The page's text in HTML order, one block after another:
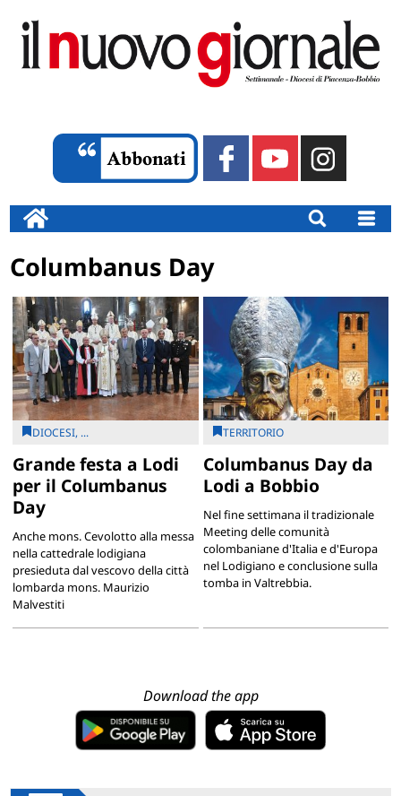
Columbanus Day
DIOCESI, ...
Grande festa a Lodi
per il Columbanus
Day
Anche mons. Cevolotto alla messa
nella cattedrale lodigiana
presieduta dal vescovo della città
lombarda mons. Maurizio
Malvestiti
TERRITORIO
Columbanus Day da
Lodi a Bobbio
Nel fine settimana il tradizionale
Meeting delle comunità
colombaniane d'Italia e d'Europa
nel Lodigiano e conclusione sulla
tomba in Valtrebbia.
Download the app